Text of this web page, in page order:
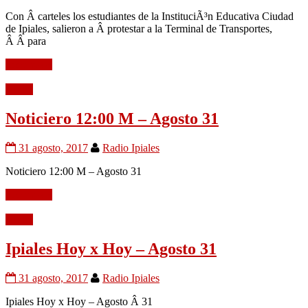
Con Â carteles los estudiantes de la InstituciÃ³n Educativa Ciudad
de Ipiales, salieron a Â protestar a la Terminal de Transportes,
Â Â para
Noticiero 12:00 M – Agosto 31
31 agosto, 2017
Radio Ipiales
Noticiero 12:00 M – Agosto 31
Ipiales Hoy x Hoy – Agosto 31
31 agosto, 2017
Radio Ipiales
Ipiales Hoy x Hoy – Agosto Â 31